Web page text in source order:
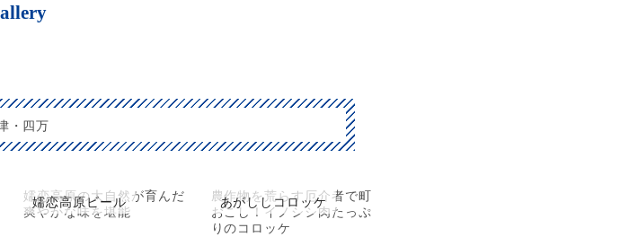
・四万
嬬恋高原ビール
嬬恋高原の大自然が育んだ
爽やかな味を堪能
あがししコロッケ
農作物を荒らす厄介者で町
おこし！イノシシ肉たっぷ
りのコロッケ